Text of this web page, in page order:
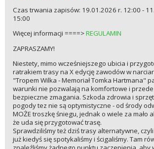
Czas trwania zapisów: 19.01.2026 r. 12:00 -
15:00
Więcej informacji ====>REGULAMIN
ZAPRASZAMY!
Niestety, mimo wcześniejszego ubicia i
ratrakiem trasy na X edycję zawodów w
"Tropem Wilka - Memoriał Tomka Hartmana"
warunki nie pozwalają na komfortowe i
bezpieczne zmagania. Szkoda zdrowia i
pogody tez nie są optymistyczne - od środy
MOŻE troszkę śniegu, jednak o wiele za mało
że uda się przygotować trasę.
Sprawdziliśmy też dziś trasy alternatywne,
już kiedyś się spotykaliśmy i ścigaliśmy. Tam